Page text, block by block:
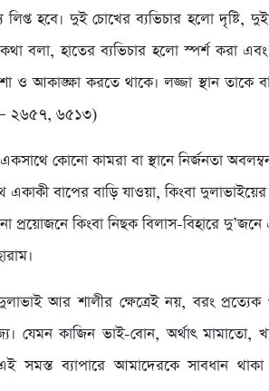
হবে। দুই চোখের ব্যভিচার হলো দৃষ্টি,
বলা, হাতের ব্যভিচার হলো স্পর্শ করা
আকাঙ্ক্ষা করতে থাকে। লজ্জা স্থান তাকে
– ২৬৫৭, ৬৫১৩)
কোনো কামরা বা স্থানে নির্জনতা
বাপের বাড়ি যাওয়া, কিংবা
কিংবা নিছক বিলাস-বিহারে দু’জনে
আর শালীর ক্ষেত্রেই নয়, বরং প্রত্যেক
যেমন কাজিন ভাই-বোন, অর্থাৎ মামাতো,
সমস্ত ব্যাপারে আমাদেরকে সাবধান থাকা